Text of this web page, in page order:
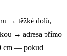
→ těžké dolů,
→ adresa přímo
cm — pokud